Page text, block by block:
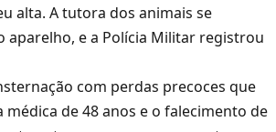
alta. A tutora dos animais se
aparelho, e a Polícia Militar registrou
com perdas precoces que
médica de 48 anos e o falecimento de